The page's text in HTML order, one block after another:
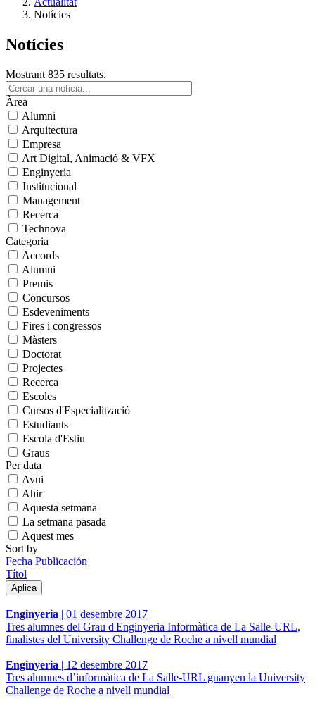
Notícies
Notícies
Mostrant 835 resultats.
Àrea
Alumni
Arquitectura
Empresa
Art Digital, Animació & VFX
Enginyeria
Institucional
Management
Recerca
Technova
Categoria
Accords
Alumni
Premis
Concursos
Esdeveniments
Fires i congressos
Màsters
Doctorat
Projectes
Recerca
Escoles
Cursos d'Especialització
Estudiants
Escola d'Estiu
Graus
Per data
Avui
Ahir
Aquesta setmana
La setmana pasada
Aquest mes
Sort by
Fecha Publicación
Títol
Enginyeria | 01 desembre 2017
Tres alumnes del Grau d'Enginyeria Informàtica de La Salle-URL,
finalistes del University Challenge de Roche a nivell mundial
Enginyeria | 12 desembre 2017
Tres alumnes d’informàtica de La Salle-URL guanyen la University
Challenge de Roche a nivell mundial